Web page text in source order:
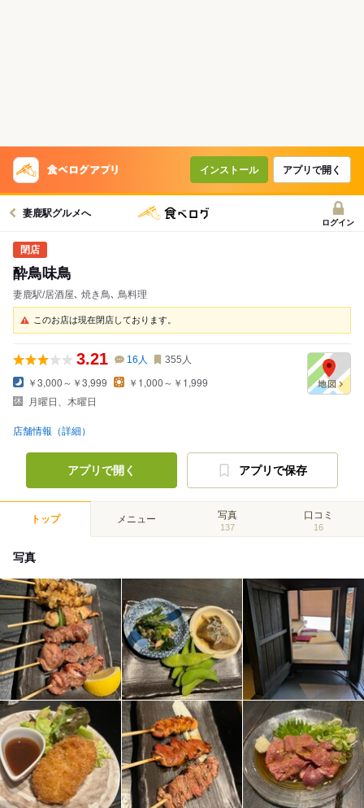
インストール アプリで開く
妻鹿駅グルメへ
ログイン
酔鳥味鳥
妻鹿駅/居酒屋､ 焼き鳥､ 鳥料理
このお店は現在閉店しております。
3.21 16 人 355 人
￥3,000～￥3,999
￥1,000～￥1,999
月曜日、木曜日
店舗情報（詳細）
アプリで開く アプリで保存
トップ メニュー 写真
137
口コミ
16
写真